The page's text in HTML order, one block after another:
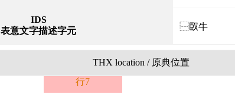
IDS
表意文字描述字元
⿱臤牛
THX location / 原典位置
行7